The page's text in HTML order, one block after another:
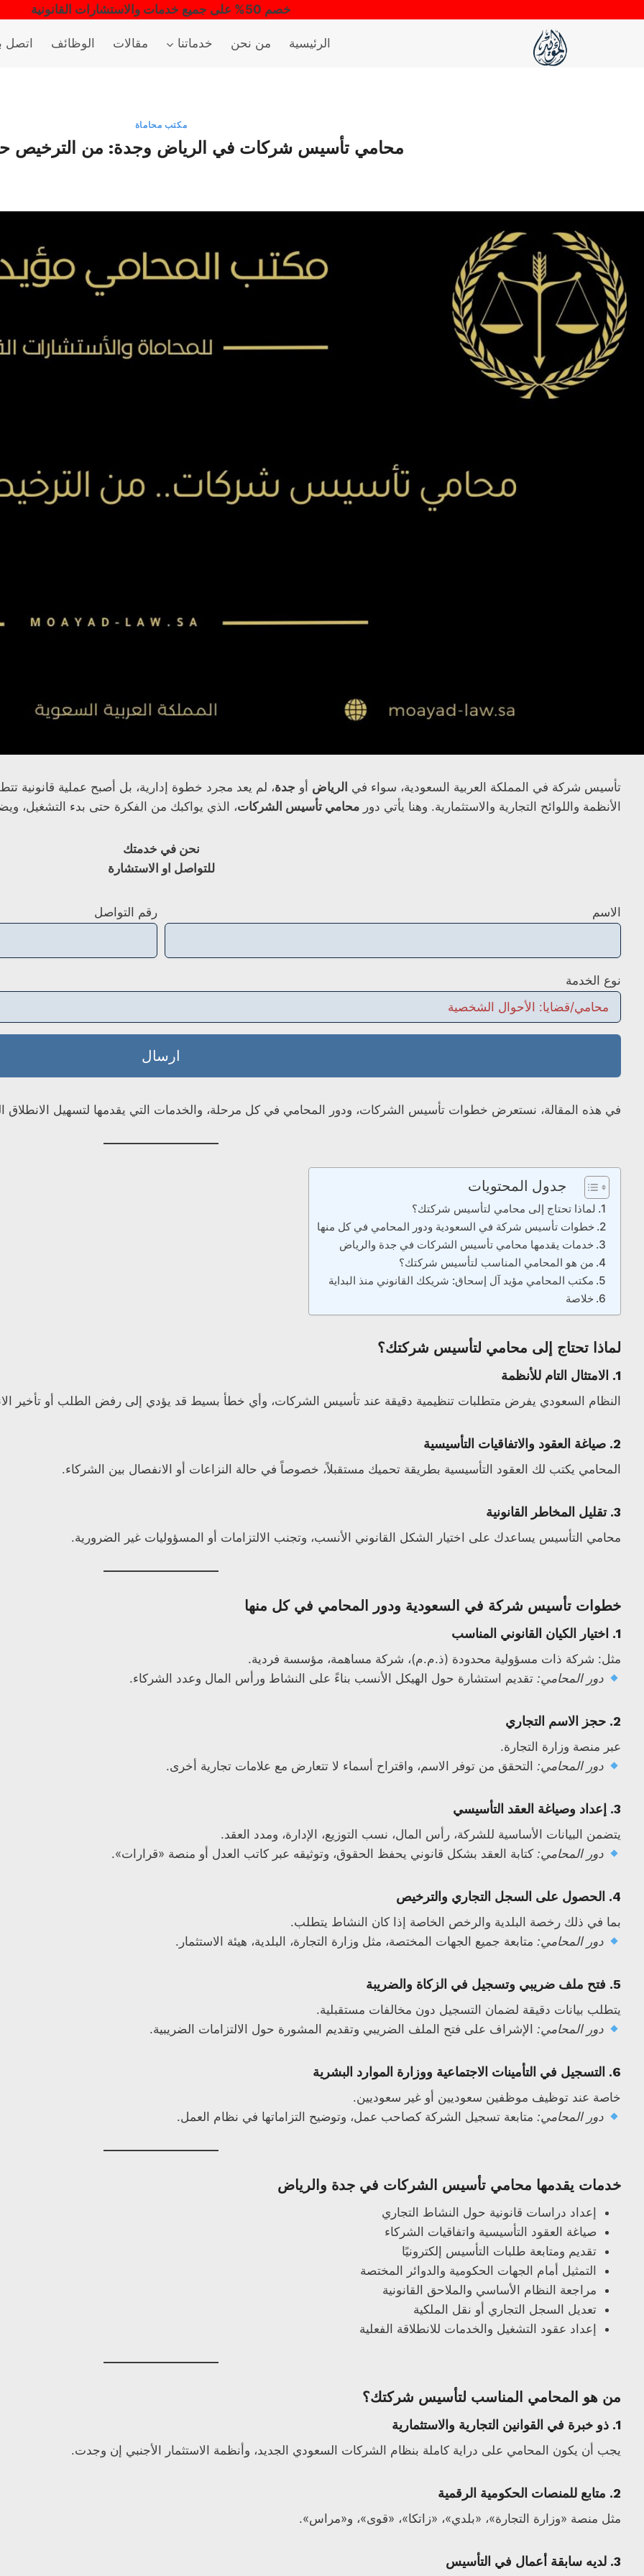
خصم 50% على جميع خدمات والاستشارات القانونية
الرئيسية من نحن خدماتنا مقالات الوظائف اتصل
مكتب محاماة
محامي تأسيس شركات في الرياض وجدة: من الترخيص
تأسيس شركة في المملكة العربية السعودية، سواء في الرياض أو جدة، لم يعد مجرد خطوة إدارية، بل أصبح عملية قانونية
الأنظمة واللوائح التجارية والاستثمارية. وهنا يأتي دور محامي تأسيس الشركات، الذي يواكبك من الفكرة حتى بدء التشغيل،
نحن في خدمتك
للتواصل او الاستشارة
الاسم رقم التواصل
نوع الخدمة
ارسال
في هذه المقالة، نستعرض خطوات تأسيس الشركات، ودور المحامي في كل مرحلة، والخدمات التي يقدمها لتسهيل الانطلاق
جدول المحتويات
لماذا تحتاج إلى محامي لتأسيس شركتك؟
خطوات تأسيس شركة في السعودية ودور المحامي في كل منها
خدمات يقدمها محامي تأسيس الشركات في جدة والرياض
من هو المحامي المناسب لتأسيس شركتك؟
مكتب المحامي مؤيد آل إسحاق: شريكك القانوني منذ البداية
خلاصة
لماذا تحتاج إلى محامي لتأسيس شركتك؟
1. الامتثال التام للأنظمة
النظام السعودي يفرض متطلبات تنظيمية دقيقة عند تأسيس الشركات، وأي خطأ بسيط قد يؤدي إلى رفض الطلب أو تأخير
2. صياغة العقود والاتفاقيات التأسيسية
المحامي يكتب لك العقود التأسيسية بطريقة تحميك مستقبلاً، خصوصاً في حالة النزاعات أو الانفصال بين الشركاء.
3. تقليل المخاطر القانونية
محامي التأسيس يساعدك على اختيار الشكل القانوني الأنسب، وتجنب الالتزامات أو المسؤوليات غير الضرورية.
خطوات تأسيس شركة في السعودية ودور المحامي في كل منها
1. اختيار الكيان القانوني المناسب
مثل: شركة ذات مسؤولية محدودة (ذ.م.م)، شركة مساهمة، مؤسسة فردية.
دور المحامي: تقديم استشارة حول الهيكل الأنسب بناءً على النشاط ورأس المال وعدد الشركاء.
2. حجز الاسم التجاري
عبر منصة وزارة التجارة.
دور المحامي: التحقق من توفر الاسم، واقتراح أسماء لا تتعارض مع علامات تجارية أخرى.
3. إعداد وصياغة العقد التأسيسي
يتضمن البيانات الأساسية للشركة، رأس المال، نسب التوزيع، الإدارة، ومدد العقد.
دور المحامي: كتابة العقد بشكل قانوني يحفظ الحقوق، وتوثيقه عبر كاتب العدل أو منصة «قرارات».
4. الحصول على السجل التجاري والترخيص
بما في ذلك رخصة البلدية والرخص الخاصة إذا كان النشاط يتطلب.
دور المحامي: متابعة جميع الجهات المختصة، مثل وزارة التجارة، البلدية، هيئة الاستثمار.
5. فتح ملف ضريبي وتسجيل في الزكاة والضريبة
يتطلب بيانات دقيقة لضمان التسجيل دون مخالفات مستقبلية.
دور المحامي: الإشراف على فتح الملف الضريبي وتقديم المشورة حول الالتزامات الضريبية.
6. التسجيل في التأمينات الاجتماعية ووزارة الموارد البشرية
خاصة عند توظيف موظفين سعوديين أو غير سعوديين.
دور المحامي: متابعة تسجيل الشركة كصاحب عمل، وتوضيح التزاماتها في نظام العمل.
خدمات يقدمها محامي تأسيس الشركات في جدة والرياض
إعداد دراسات قانونية حول النشاط التجاري
صياغة العقود التأسيسية واتفاقيات الشركاء
تقديم ومتابعة طلبات التأسيس إلكترونيًا
التمثيل أمام الجهات الحكومية والدوائر المختصة
مراجعة النظام الأساسي والملاحق القانونية
تعديل السجل التجاري أو نقل الملكية
إعداد عقود التشغيل والخدمات للانطلاقة الفعلية
من هو المحامي المناسب لتأسيس شركتك؟
1. ذو خبرة في القوانين التجارية والاستثمارية
يجب أن يكون المحامي على دراية كاملة بنظام الشركات السعودي الجديد، وأنظمة الاستثمار الأجنبي إن وجدت.
2. متابع للمنصات الحكومية الرقمية
مثل منصة «وزارة التجارة»، «بلدي»، «زاتكا»، «قوى»، و«مراس».
3. لديه سابقة أعمال في التأسيس